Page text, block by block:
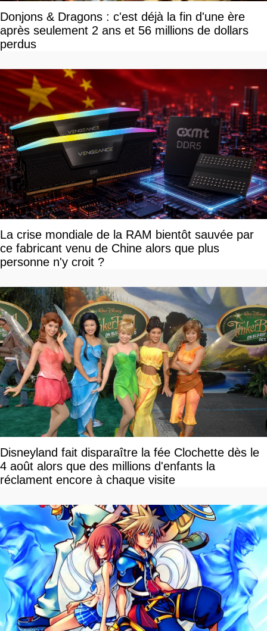
Donjons & Dragons : c'est déjà la fin d'une ère
après seulement 2 ans et 56 millions de dollars
perdus
La crise mondiale de la RAM bientôt sauvée par
ce fabricant venu de Chine alors que plus
personne n'y croit ?
Disneyland fait disparaître la fée Clochette dès le
4 août alors que des millions d'enfants la
réclament encore à chaque visite